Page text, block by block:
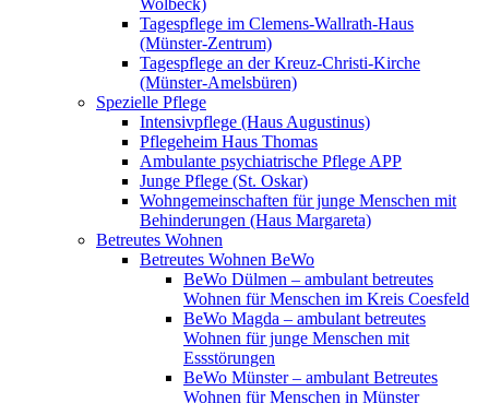
Wolbeck)
Tagespflege im Clemens-Wallrath-Haus
(Münster-Zentrum)
Tagespflege an der Kreuz-Christi-Kirche
(Münster-Amelsbüren)
Spezielle Pflege
Intensivpflege (Haus Augustinus)
Pflegeheim Haus Thomas
Ambulante psychiatrische Pflege APP
Junge Pflege (St. Oskar)
Wohngemeinschaften für junge Menschen mit
Behinderungen (Haus Margareta)
Betreutes Wohnen
Betreutes Wohnen BeWo
BeWo Dülmen – ambulant betreutes
Wohnen für Menschen im Kreis Coesfeld
BeWo Magda – ambulant betreutes
Wohnen für junge Menschen mit
Essstörungen
BeWo Münster – ambulant Betreutes
Wohnen für Menschen in Münster